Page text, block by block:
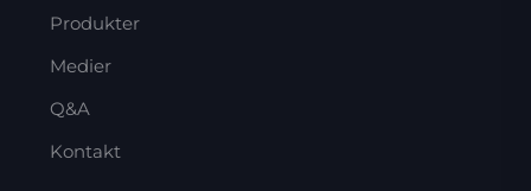
Produkter
Medier
Q&A
Kontakt